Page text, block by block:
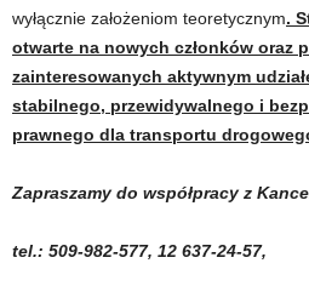
wyłącznie założeniom teoretycznym.
otwarte na nowych członków oraz
zainteresowanych aktywnym
stabilnego, przewidywalnego i
prawnego dla transportu
Zapraszamy do współpracy z
tel.: 509-982-577, 12 637-24-57,